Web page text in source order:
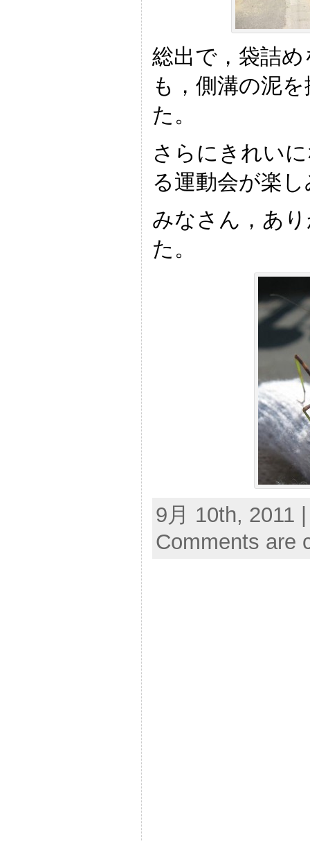
総出で，袋詰
も，側溝の泥
た。
さらにきれい
る運動会が楽
みなさん，あ
た。
9月 10th, 2011
Comments are